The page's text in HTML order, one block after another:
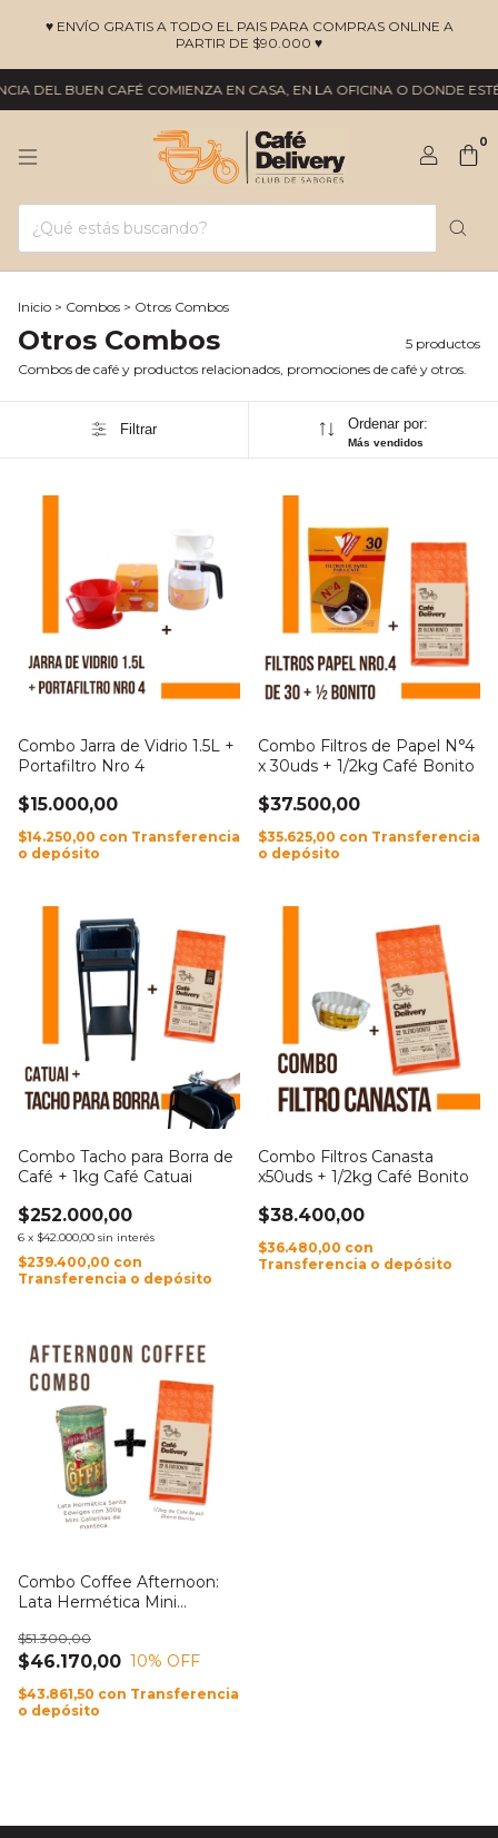
♥ ENVÍO GRATIS A TODO EL PAIS PARA COMPRAS ONLINE A
PARTIR DE $90.000 ♥
DEL BUEN CAFÉ COMIENZA EN CASA, EN LA OFICINA O DONDE
0
Inicio > Combos > Otros Combos
Otros Combos
5 productos
Combos de café y productos relacionados, promociones de café y otros.
Filtrar Ordenar por:
Más vendidos
Combo Jarra de Vidrio 1.5L +
Portafiltro Nro 4
$15.000,00
$14.250,00 con Transferencia
o depósito
Combo Filtros de Papel N°4
x 30uds + 1/2kg Café Bonito
$37.500,00
$35.625,00 con Transferencia
o depósito
Combo Tacho para Borra de
Café + 1kg Café Catuai
$252.000,00
6 x $42.000,00 sin interés
$239.400,00 con
Transferencia o depósito
Combo Filtros Canasta
x50uds + 1/2kg Café Bonito
$38.400,00
$36.480,00 con
Transferencia o depósito
Combo Coffee Afternoon:
Lata Hermética Mini
300g + 1/2kg Café Blend
Bonito
$46.170,00
$51.300,00
10% OFF
$43.861,50 con Transferencia
o depósito